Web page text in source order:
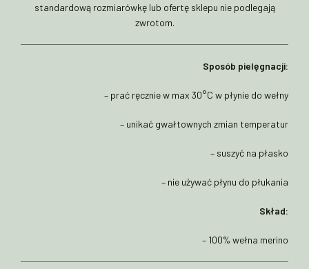
standardową rozmiarówkę lub ofertę sklepu nie podlegają
zwrotom.
Sposób pielęgnacji:
– prać ręcznie w max 30°C w płynie do wełny
– unikać gwałtownych zmian temperatur
– suszyć na płasko
– nie używać płynu do płukania
Skład:
– 100% wełna merino